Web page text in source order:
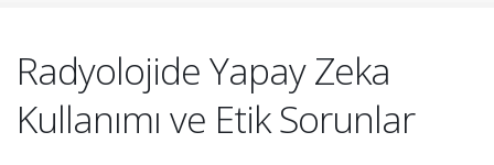
Radyolojide Yapay Zeka
Kullanımı ve Etik Sorunlar